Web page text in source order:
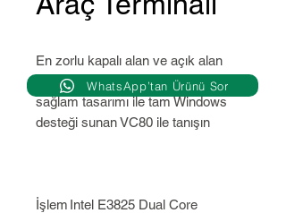
En zorlu kapalı alan ve açık alan
uygulamalarınız için geliştirilen
sağlam tasarımı ile tam Windows
desteği sunan VC80 ile tanışın
İşlem Intel E3825 Dual Core
WhatsApp’tan Ürünü Sor